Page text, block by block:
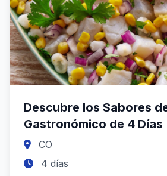
Descubre los Sabores
Gastronómico de 4 Días
CO
4 días